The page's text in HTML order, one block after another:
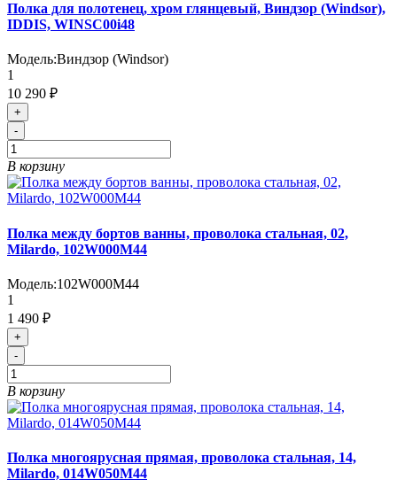
Полка для полотенец, хром глянцевый, Виндзор (Windsor),
IDDIS, WINSC00i48
Модель:Виндзор (Windsor)
1
10 290 ₽
+
-
В корзину
Полка между бортов ванны, проволока стальная, 02,
Milardo, 102W000M44
Модель:102W000M44
1
1 490 ₽
+
-
В корзину
Полка многоярусная прямая, проволока стальная, 14,
Milardo, 014W050M44